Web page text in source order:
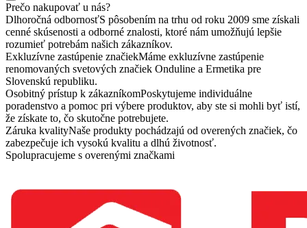
Prečo nakupovať u nás?
Dlhoročná odbornosťS pôsobením na trhu od roku 2009 sme získali
cenné skúsenosti a odborné znalosti, ktoré nám umožňujú lepšie
rozumieť potrebám našich zákazníkov.
Exkluzívne zastúpenie značiekMáme exkluzívne zastúpenie
renomovaných svetových značiek Onduline a Ermetika pre
Slovenskú republiku.
Osobitný prístup k zákazníkomPoskytujeme individuálne
poradenstvo a pomoc pri výbere produktov, aby ste si mohli byť istí,
že získate to, čo skutočne potrebujete.
Záruka kvalityNaše produkty pochádzajú od overených značiek, čo
zabezpečuje ich vysokú kvalitu a dlhú životnosť.
Spolupracujeme s overenými značkami